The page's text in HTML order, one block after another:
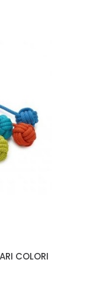
COLORI